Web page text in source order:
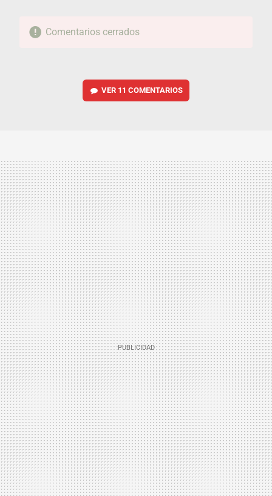
Comentarios cerrados
VER 11 COMENTARIOS